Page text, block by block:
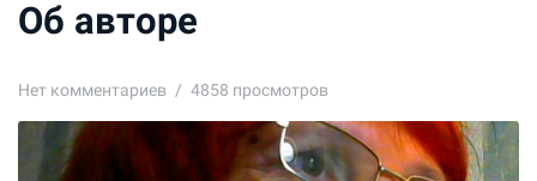
Об авторе
Нет комментариев 4858 просмотров